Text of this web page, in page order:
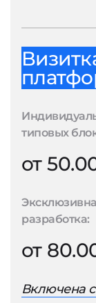
типовых
от
разработка:
от
Включена